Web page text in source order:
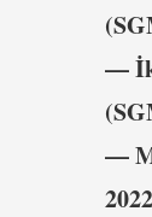
––
––